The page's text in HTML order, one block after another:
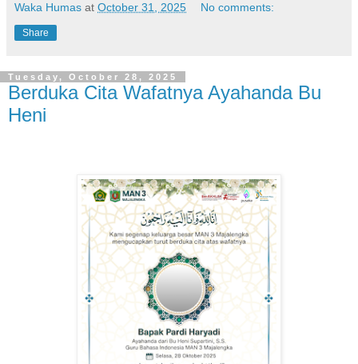
Waka Humas at October 31, 2025 No comments:
Share
Tuesday, October 28, 2025
Berduka Cita Wafatnya Ayahanda Bu
Heni